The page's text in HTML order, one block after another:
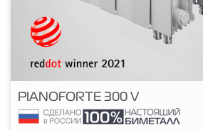
PIANOFORTE 300 V